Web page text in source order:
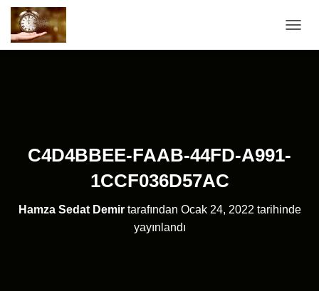
C4D4BBEE-FAAB-44FD-A991-
1CCF036D57AC
Hamza Sedat Demirtarafından Ocak 24, 2022 tarihinde
yayınlandı